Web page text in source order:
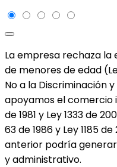
La empresa rechaza la
de menores de edad
No a la Discriminación y
apoyamos el comercio
de 1981 y Ley 1333 de
63 de 1986 y Ley 1185
anterior podría
y administrativo.